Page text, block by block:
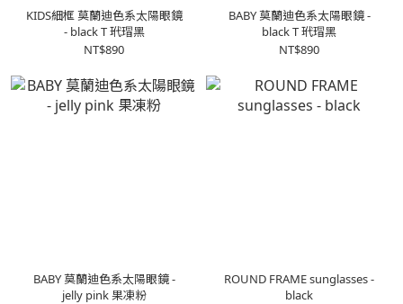
KIDS細框 莫蘭迪色系太陽眼鏡
- black T 玳瑁黑
NT$890
BABY 莫蘭迪色系太陽眼鏡 -
black T 玳瑁黑
NT$890
BABY 莫蘭迪色系太陽眼鏡 -
jelly pink 果凍粉
ROUND FRAME sunglasses -
black